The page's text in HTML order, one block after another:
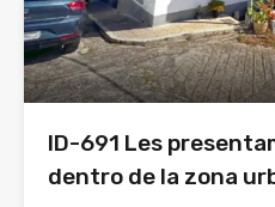
ID-691 Les
dentro de la zona